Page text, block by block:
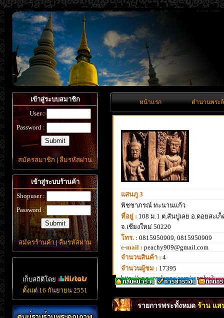
เข้าสู่ระบบสมาชิก
User :
Password :
สมัครสมาชิก|ลืมรหัสผ่าน
เข้าสู่ระบบร้านค้า
Shopuser :
Password :
สมัครร้านค้า|ลืมรหัสผ่าน
เก็บสถิติโดย
ตั้งแต่ 16 กันยายน 2551
หน้าแรก ตำนานพระ
แสนภู 3
พิชชาภรณ์ ทะนานเเก้ว
ที่อยู่ : 108 ม.1 ต.สันปูเลย อ.ดอยสะเก็
จ.เชียงใหม่ 50220
โทร. : 0815950909, 0815950909
e-mail : peachy909@gmail.com
จำนวนสินค้า : 4
จำนวนผู้ชม : 17395
http://www.pralanna.com/sanphu3
รายการพระทั้งหมดร้าน แส